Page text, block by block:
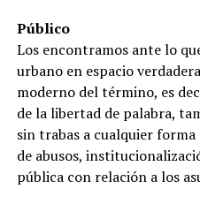
Público
Los encontramos ante lo
urbano en espacio
moderno del término, es
de la libertad de palabra,
sin trabas a cualquier
de abusos,
pública con relación a los